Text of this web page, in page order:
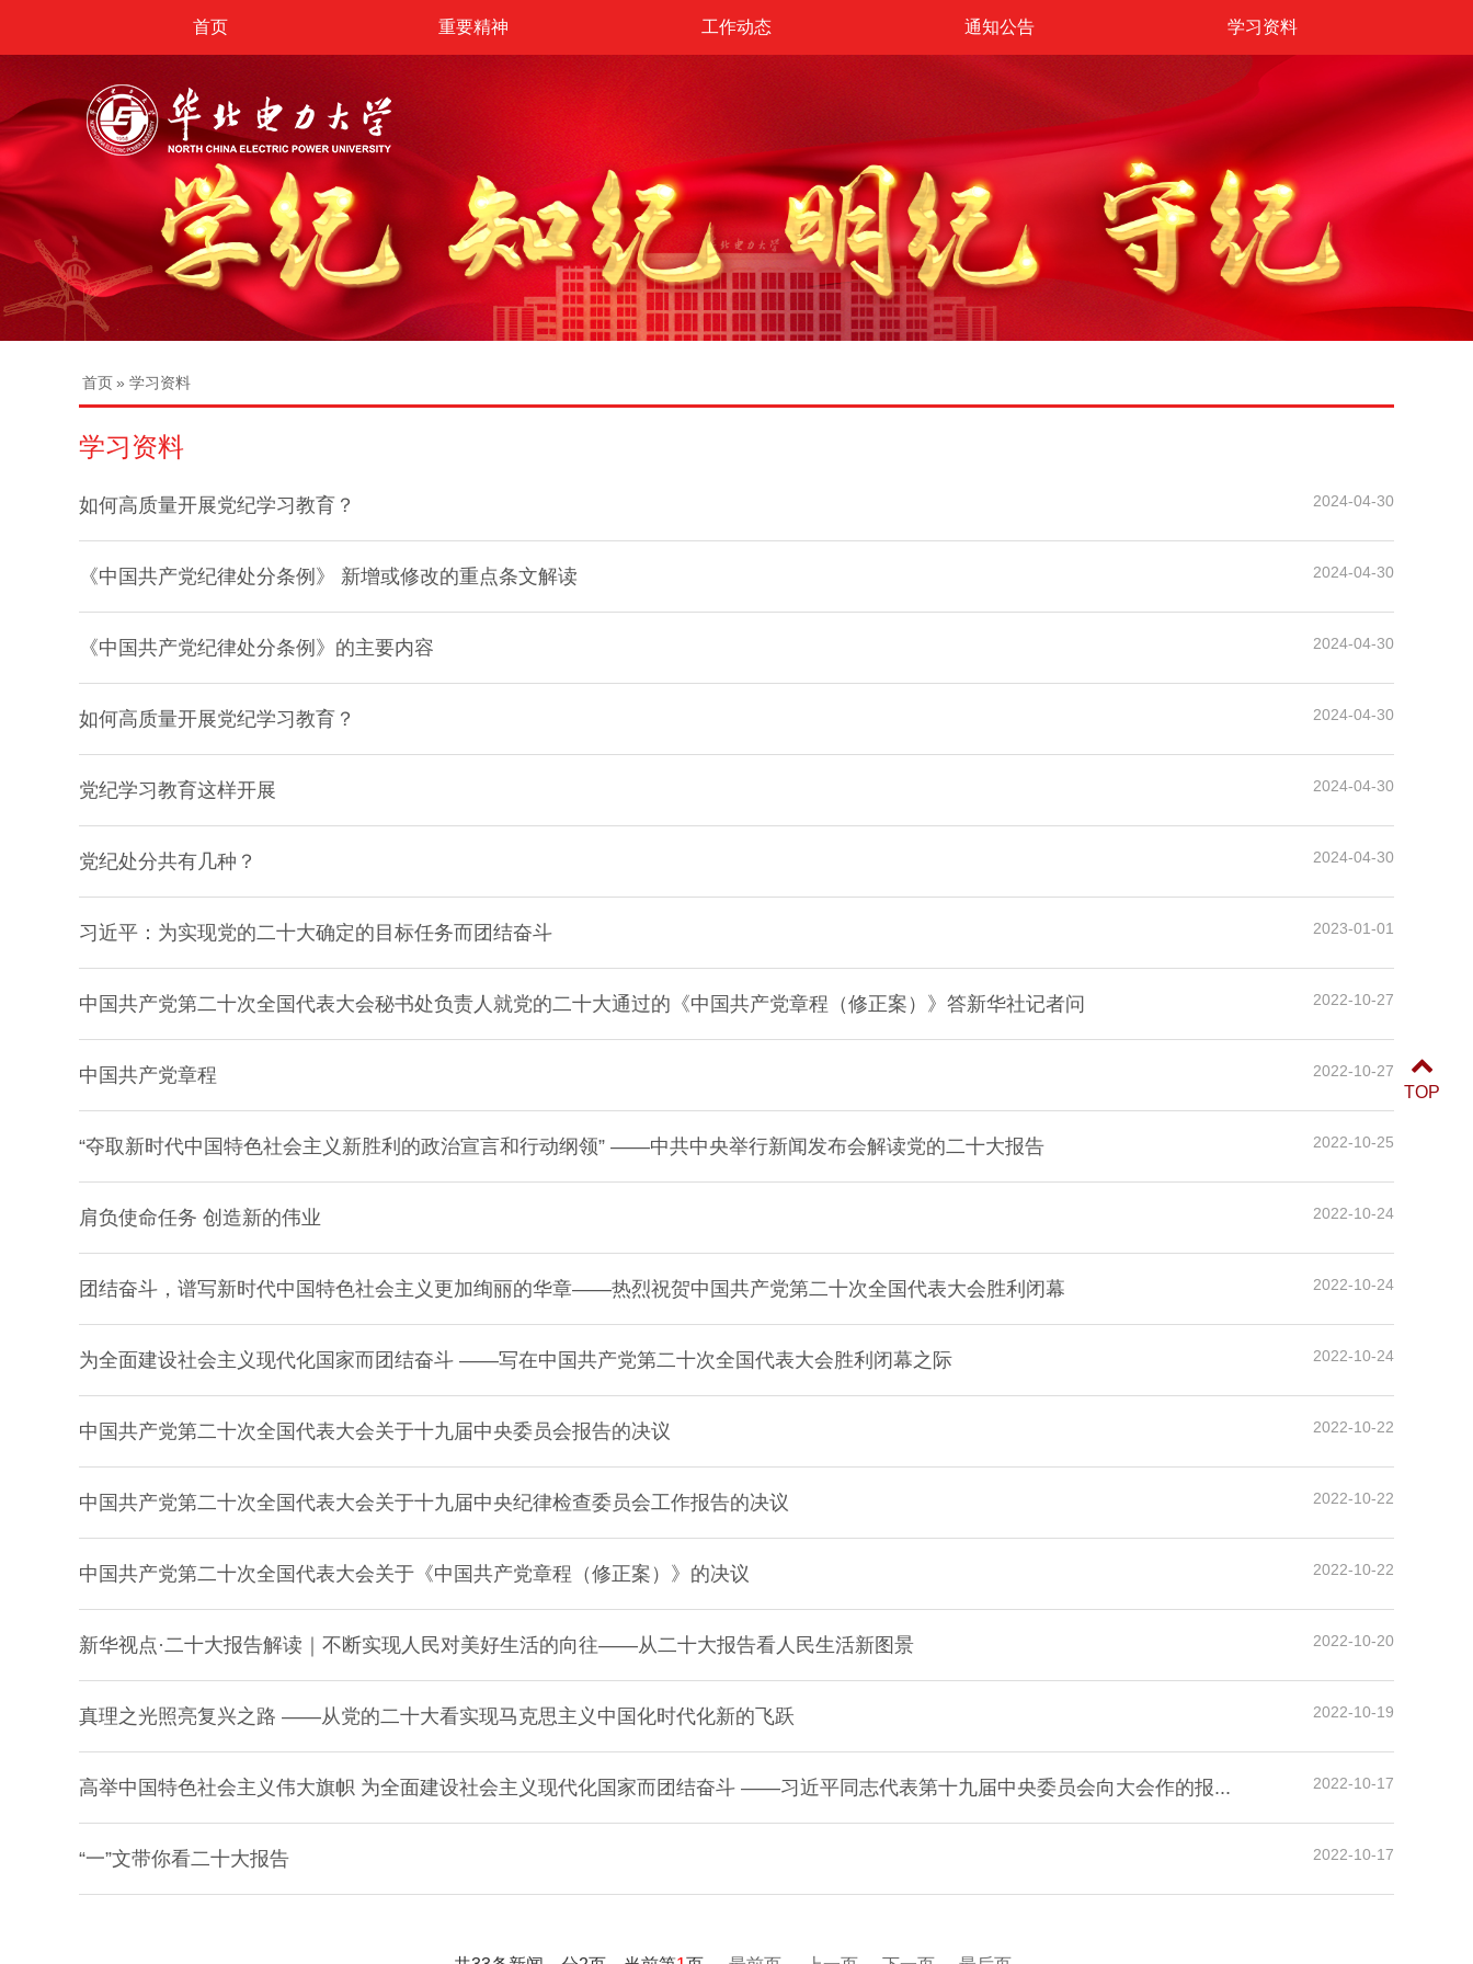
首页 重要精神 工作动态 通知公告 学习资料
首页» 学习资料
学习资料
2024-04-30
如何高质量开展党纪学习教育？
2024-04-30
《中国共产党纪律处分条例》 新增或修改的重点条文解读
2024-04-30
《中国共产党纪律处分条例》的主要内容
2024-04-30
如何高质量开展党纪学习教育？
2024-04-30
党纪学习教育这样开展
2024-04-30
党纪处分共有几种？
2023-01-01
习近平：为实现党的二十大确定的目标任务而团结奋斗
2022-10-27
中国共产党第二十次全国代表大会秘书处负责人就党的二十大通过的《中国共产党章程（修正案）》答新华社记者问
2022-10-27
中国共产党章程
2022-10-25
“夺取新时代中国特色社会主义新胜利的政治宣言和行动纲领” ——中共中央举行新闻发布会解读党的二十大报告
2022-10-24
肩负使命任务 创造新的伟业
2022-10-24
团结奋斗，谱写新时代中国特色社会主义更加绚丽的华章——热烈祝贺中国共产党第二十次全国代表大会胜利闭幕
2022-10-24
为全面建设社会主义现代化国家而团结奋斗 ——写在中国共产党第二十次全国代表大会胜利闭幕之际
2022-10-22
中国共产党第二十次全国代表大会关于十九届中央委员会报告的决议
2022-10-22
中国共产党第二十次全国代表大会关于十九届中央纪律检查委员会工作报告的决议
2022-10-22
中国共产党第二十次全国代表大会关于《中国共产党章程（修正案）》的决议
2022-10-20
新华视点·二十大报告解读｜不断实现人民对美好生活的向往——从二十大报告看人民生活新图景
2022-10-19
真理之光照亮复兴之路 ——从党的二十大看实现马克思主义中国化时代化新的飞跃
2022-10-17
高举中国特色社会主义伟大旗帜 为全面建设社会主义现代化国家而团结奋斗 ——习近平同志代表第十九届中央委员会向大会作的报...
2022-10-17
“一”文带你看二十大报告
TOP